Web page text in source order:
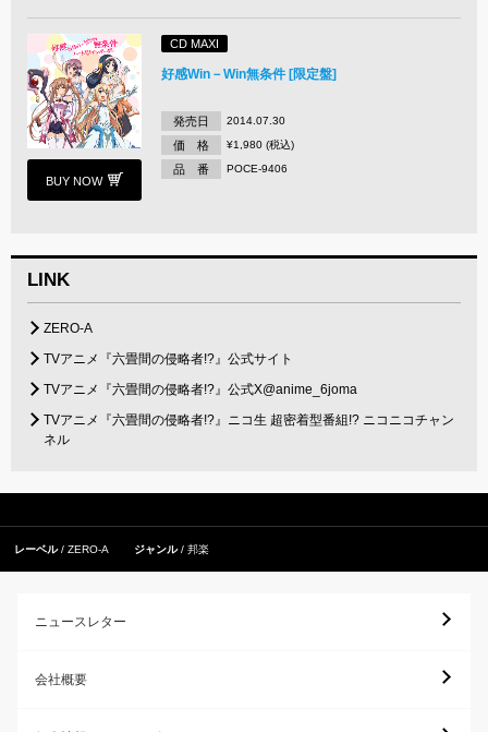
BUY NOW
CD MAXI
好感Win－Win無条件 [限定盤]
発売日 2014.07.30
価 格 ¥1,980 (税込)
品 番 POCE-9406
LINK
ZERO-A
TVアニメ『六畳間の侵略者!?』公式サイト
TVアニメ『六畳間の侵略者!?』公式X@anime_6joma
TVアニメ『六畳間の侵略者!?』ニコ生 超密着型番組!? ニコニコチャン
ネル
レーベル ZERO-A ジャンル 邦楽
ニュースレター
会社概要